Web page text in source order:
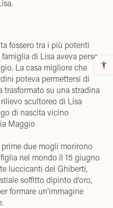
fossero tra i più potenti
di Lisa aveva perso
La casa migliore che
poteva permettersi di
trasformato su una stradina
scultoreo di Lisa
di nascita vicino
Maggio
due mogli morirono
nel mondo il 15 giugno
luccicanti del Ghiberti,
soffitto dipinto d’oro,
formare un’immagine